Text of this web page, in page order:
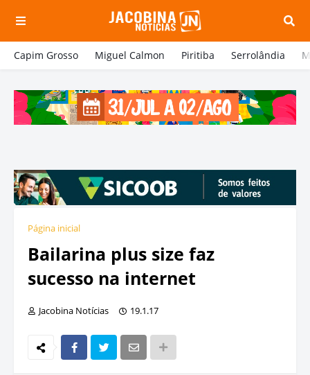
Capim Grosso Miguel Calmon Piritiba Serrolândia
Página inicial
Bailarina plus size faz
sucesso na internet
Jacobina Notícias 19.1.17